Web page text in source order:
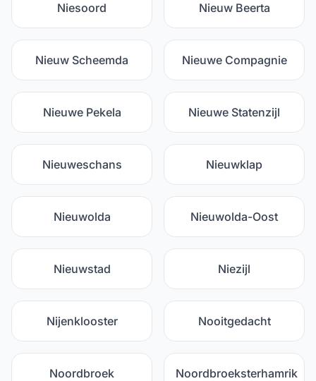
Niesoord Nieuw Beerta
Nieuw Scheemda Nieuwe Compagnie
Nieuwe Pekela Nieuwe Statenzijl
Nieuweschans Nieuwklap
Nieuwolda Nieuwolda-Oost
Nieuwstad Niezijl
Nijenklooster Nooitgedacht
Noordbroek Noordbroeksterhamrik